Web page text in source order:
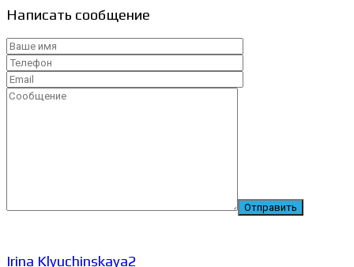
Написать сообщение
Irina Klyuchinskaya2